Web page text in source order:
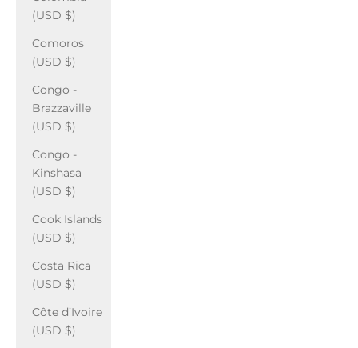
(USD $)
Comoros
(USD $)
Congo -
Brazzaville
(USD $)
Congo -
Kinshasa
(USD $)
Cook Islands
(USD $)
Costa Rica
(USD $)
Côte d’Ivoire
(USD $)